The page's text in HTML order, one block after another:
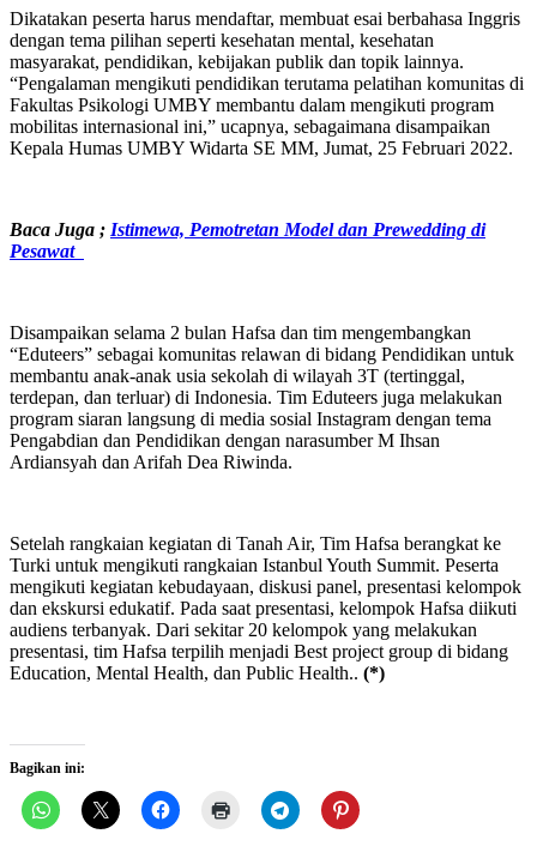
Dikatakan peserta harus mendaftar, membuat esai berbahasa Inggris
dengan tema pilihan seperti kesehatan mental, kesehatan
masyarakat, pendidikan, kebijakan publik dan topik lainnya.
“Pengalaman mengikuti pendidikan terutama pelatihan komunitas di
Fakultas Psikologi UMBY membantu dalam mengikuti program
mobilitas internasional ini,” ucapnya, sebagaimana disampaikan
Kepala Humas UMBY Widarta SE MM, Jumat, 25 Februari 2022.
Baca Juga ; Istimewa, Pemotretan Model dan Prewedding di
Pesawat
Disampaikan selama 2 bulan Hafsa dan tim mengembangkan
“Eduteers” sebagai komunitas relawan di bidang Pendidikan untuk
membantu anak-anak usia sekolah di wilayah 3T (tertinggal,
terdepan, dan terluar) di Indonesia. Tim Eduteers juga melakukan
program siaran langsung di media sosial Instagram dengan tema
Pengabdian dan Pendidikan dengan narasumber M Ihsan
Ardiansyah dan Arifah Dea Riwinda.
Setelah rangkaian kegiatan di Tanah Air, Tim Hafsa berangkat ke
Turki untuk mengikuti rangkaian Istanbul Youth Summit. Peserta
mengikuti kegiatan kebudayaan, diskusi panel, presentasi kelompok
dan ekskursi edukatif. Pada saat presentasi, kelompok Hafsa diikuti
audiens terbanyak. Dari sekitar 20 kelompok yang melakukan
presentasi, tim Hafsa terpilih menjadi Best project group di bidang
Education, Mental Health, dan Public Health.. (*)
Bagikan ini: